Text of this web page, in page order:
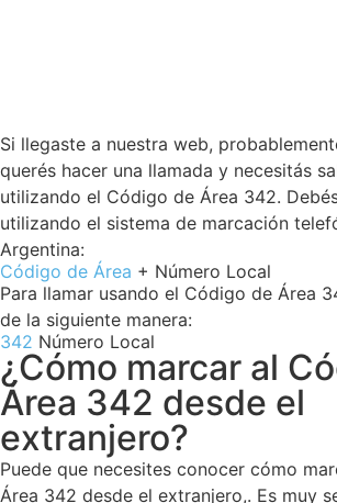
Si llegaste a nuestra web,
querés hacer una llamada y necesitás
utilizando el Código de Área 342.
utilizando el sistema de marcación
Argentina:
Código de Área + Número Local
Para llamar usando el Código de Área
de la siguiente manera:
342 Número Local
¿Cómo marcar al
Área 342 desde el
extranjero?
Puede que necesites conocer cómo
Área 342 desde el extranjero,. Es muy